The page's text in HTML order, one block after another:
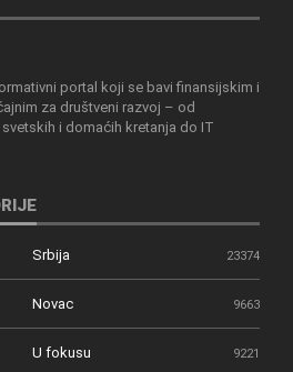
portal koji se bavi finansijskim i
za društveni razvoj – od
i domaćih kretanja do IT
Srbija 23374
Novac 9663
U fokusu 9221